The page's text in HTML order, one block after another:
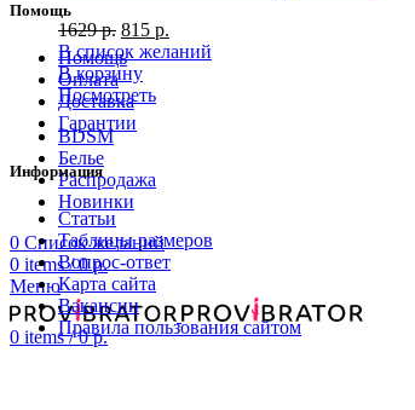
1629р. 815 р.
В список желаний
В корзину
Посмотреть
BDSM
Белье
Распродажа
Новинки
0 Список желаний
0 items / 0р.
Меню
0 items / 0р.
Помощь
Помощь
Оплата
Доставка
Гарантии
Информация
Статьи
Таблицы размеров
Вопрос-ответ
Карта сайта
Вакансии
Правила пользования сайтом